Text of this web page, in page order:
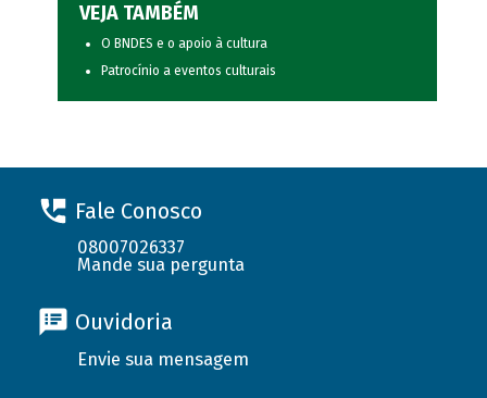
VEJA TAMBÉM
O BNDES e o apoio à cultura
Patrocínio a eventos culturais
Fale Conosco
08007026337
Mande sua pergunta
Ouvidoria
Envie sua mensagem